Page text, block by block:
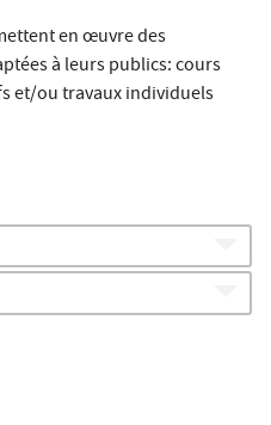
en œuvre des
à leurs publics: cours
et/ou travaux individuels